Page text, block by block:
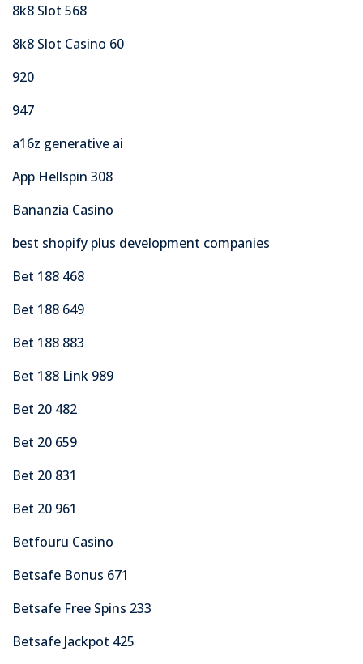
8k8 Slot 568
8k8 Slot Casino 60
920
947
a16z generative ai
App Hellspin 308
Bananzia Casino
best shopify plus development companies
Bet 188 468
Bet 188 649
Bet 188 883
Bet 188 Link 989
Bet 20 482
Bet 20 659
Bet 20 831
Bet 20 961
Betfouru Casino
Betsafe Bonus 671
Betsafe Free Spins 233
Betsafe Jackpot 425